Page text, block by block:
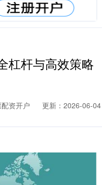
杠杆与高效策略
资开户
更新：2026-06-04